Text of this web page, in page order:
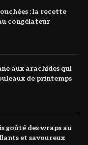
: la recette
congélateur
aux arachides qui
de printemps
goûté des wraps au
et savoureux